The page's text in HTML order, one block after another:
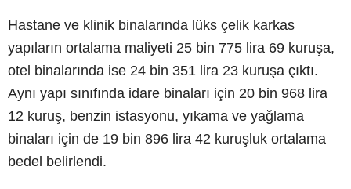
Hastane ve klinik binalarında lüks çelik karkas
yapıların ortalama maliyeti 25 bin 775 lira 69 kuruşa,
otel binalarında ise 24 bin 351 lira 23 kuruşa çıktı.
Aynı yapı sınıfında idare binaları için 20 bin 968 lira
12 kuruş, benzin istasyonu, yıkama ve yağlama
binaları için de 19 bin 896 lira 42 kuruşluk ortalama
bedel belirlendi.